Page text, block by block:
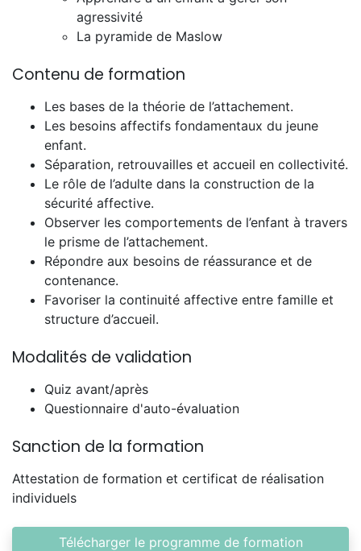
agressivité
La pyramide de Maslow
Contenu de formation
Les bases de la théorie de l’attachement.
Les besoins affectifs fondamentaux du jeune
enfant.
Séparation, retrouvailles et accueil en collectivité.
Le rôle de l’adulte dans la construction de la
sécurité affective.
Observer les comportements de l’enfant à travers
le prisme de l’attachement.
Répondre aux besoins de réassurance et de
contenance.
Favoriser la continuité affective entre famille et
structure d’accueil.
Modalités de validation
Quiz avant/après
Questionnaire d'auto-évaluation
Sanction de la formation
Attestation de formation et certificat de réalisation
individuels
Télécharger le programme de formation